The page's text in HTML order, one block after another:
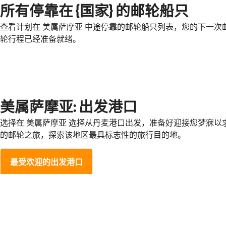
所有停靠在 {国家} 的邮轮船只
查看计划在 美属萨摩亚 中途停靠的邮轮船只列表，您的下一次
轮行程已经准备就绪。
美属萨摩亚: 出发港口
选择在 美属萨摩亚 选择从丹麦港口出发，准备好迎接您梦寐以
的邮轮之旅，探索该地区最具标志性的旅行目的地。
最受欢迎的出发港口